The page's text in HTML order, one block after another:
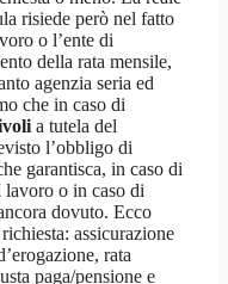
risiede però nel fatto
o l’ente di
della rata mensile,
agenzia seria ed
che in caso di
a tutela del
l’obbligo di
garantisca, in caso di
lavoro o in caso di
dovuto. Ecco
assicurazione
rata
paga/pensione e